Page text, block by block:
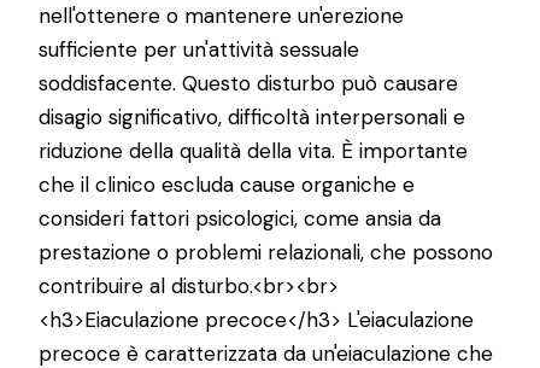
nell'ottenere o mantenere un'erezione
sufficiente per un'attività sessuale
soddisfacente. Questo disturbo può causare
disagio significativo, difficoltà interpersonali e
riduzione della qualità della vita. È importante
che il clinico escluda cause organiche e
consideri fattori psicologici, come ansia da
prestazione o problemi relazionali, che possono
contribuire al disturbo.<br><br>
<h3>Eiaculazione precoce</h3> L'eiaculazione
precoce è caratterizzata da un'eiaculazione che